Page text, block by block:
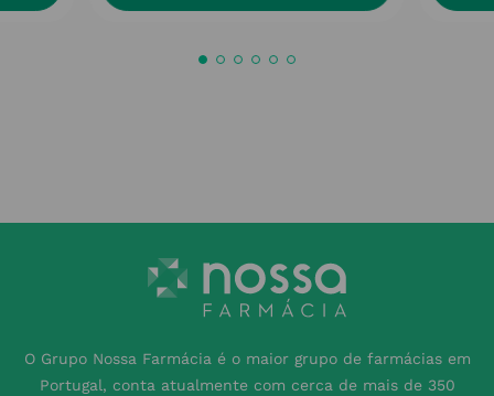
O Grupo Nossa Farmácia é o maior grupo de farmácias em
Portugal, conta atualmente com cerca de mais de 350